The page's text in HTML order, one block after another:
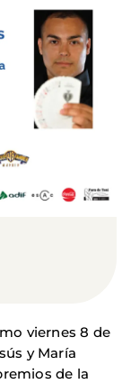
viernes 8 de
y María
de la